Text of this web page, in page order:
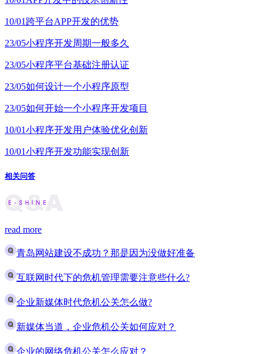
10/01 跨平台APP开发的优势
23/05小程序开发周期一般多久
23/05小程序平台基础注册认证
23/05如何设计一个小程序原型
23/05如何开始一个小程序开发项目
10/01小程序开发用户体验优化创新
10/01小程序开发功能实现创新
相关问答
read more
青岛网站建设不成功？那是因为没做好准备
互联网时代下的危机管理需要注意些什么?
企业新媒体时代危机公关怎么做?
新媒体当道，企业危机公关如何应对？
企业的网络危机公关怎么应对？